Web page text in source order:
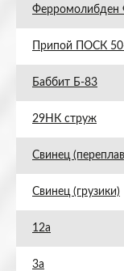
Припой ПОСК
Баббит Б-83
29НК струж
Свинец
Свинец (грузики)
12а
3а